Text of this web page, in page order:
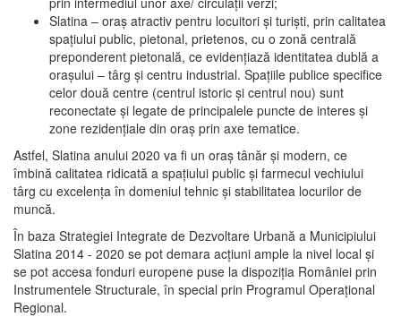
Slatina – oraş atractiv pentru locuitori şi turişti, prin calitatea
spaţiului public, pietonal, prietenos, cu o zonă centrală
preponderent pietonală, ce evidenţiază identitatea dublă a
oraşului – târg şi centru industrial. Spaţiile publice specifice
celor două centre (centrul istoric şi centrul nou) sunt
reconectate şi legate de principalele puncte de interes şi
zone rezidenţiale din oraş prin axe tematice.
Astfel, Slatina anului 2020 va fi un oraş tânăr şi modern, ce
îmbină calitatea ridicată a spaţiului public şi farmecul vechiului
târg cu excelenţa în domeniul tehnic şi stabilitatea locurilor de
muncă.
În baza Strategiei Integrate de Dezvoltare Urbană a Municipiului
Slatina 2014 - 2020 se pot demara acţiuni ample la nivel local şi
se pot accesa fonduri europene puse la dispoziţia României prin
Instrumentele Structurale, în special prin Programul Operațional
Regional.